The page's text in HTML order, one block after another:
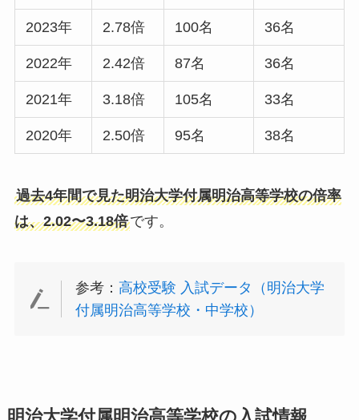
2023年 2.78倍 100名 36名
2022年 2.42倍 87名 36名
2021年 3.18倍 105名 33名
2020年 2.50倍 95名 38名
過去4年間で見た明治大学付属明治高等学校の倍率
は、2.02〜3.18倍です。
参考：高校受験 入試データ（明治大学
付属明治高等学校・中学校）